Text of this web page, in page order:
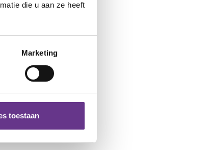
die u aan ze heeft
Marketing
toestaan